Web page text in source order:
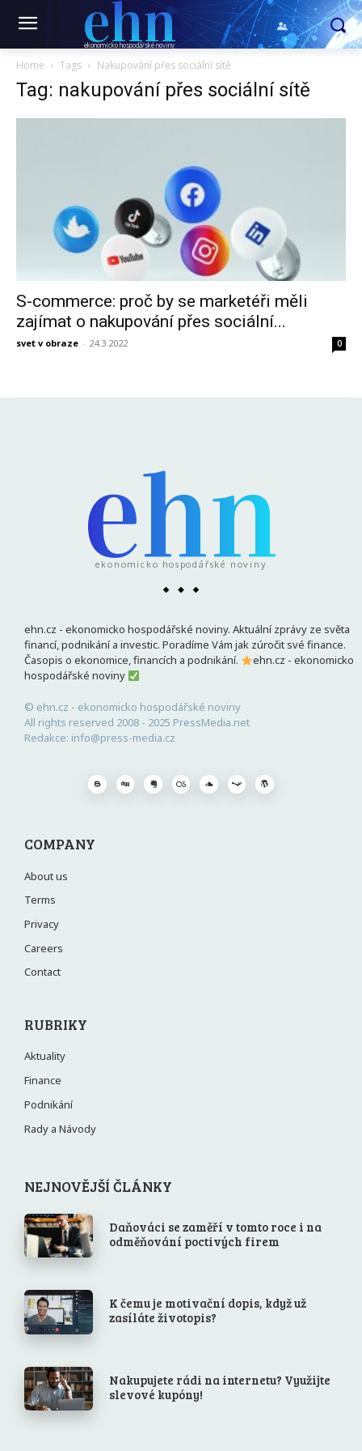
ehn
ekonomicko hospodářské noviny
Home Tags Nakupování přes sociální sítě
Tag: nakupování přes sociální sítě
S-commerce: proč by se marketéři měli
zajímat o nakupování přes sociální...
svet v obraze - 24.3.2022 0
ehn
ekonomicko hospodářské noviny
ehn.cz - ekonomicko hospodářské noviny. Aktuální zprávy ze světa
financí, podnikání a investic. Poradíme Vám jak zúročit své finance.
Časopis o ekonomice, financích a podnikání.
ehn.cz - ekonomicko
hospodářské noviny
© ehn.cz - ekonomicko hospodářské noviny
All rights reserved 2008 - 2025 PressMedia.net
Redakce: info@press-media.cz
COMPANY
About us
Terms
Privacy
Careers
Contact
RUBRIKY
Aktuality
Finance
Podnikání
Rady a Návody
NEJNOVĚJŠÍ ČLÁNKY
Daňováci se zaměří v tomto roce i na
odměňování poctivých firem
K čemu je motivační dopis, když už
zasíláte životopis?
Nakupujete rádi na internetu? Využijte
slevové kupóny!